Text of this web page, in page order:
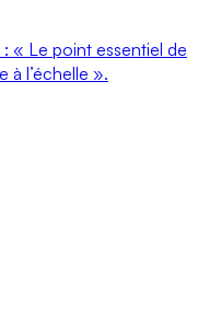
« Le point essentiel de
à l’échelle ».